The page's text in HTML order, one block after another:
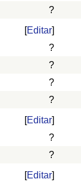
?
[Editar]
?
?
?
?
[Editar]
?
?
[Editar]